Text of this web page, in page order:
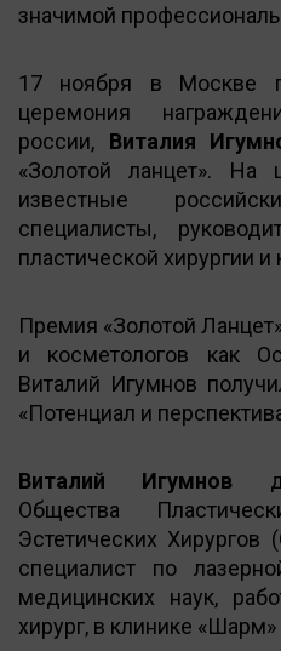
значимой
17 ноября в Москве
церемония
россии, Виталия
«Золотой ланцет». На
известные
специалисты,
пластической хирургии и
Премия «Золотой
и косметологов как
Виталий Игумнов
«Потенциал и
Виталий Игумнов
Общества
Эстетических
специалист по
медицинских наук,
хирург, в клинике